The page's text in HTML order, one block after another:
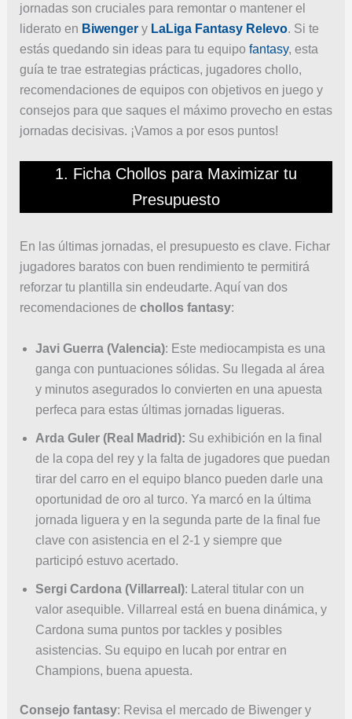
jornadas son cruciales para remontar o mantener el
liderato en Biwenger y LaLiga Fantasy Relevo. Si te
estás quedando sin ideas para tu equipo fantasy, esta
guía te trae estrategias prácticas, jugadores chollo,
recomendaciones de equipos con objetivos en juego y
consejos para que saques el máximo provecho en estas
jornadas decisivas. ¡Vamos a por esos puntos!
1. Ficha Chollos para Maximizar tu
Presupuesto
En las últimas jornadas, el presupuesto es clave. Fichar
jugadores baratos con buen rendimiento te permitirá
reforzar tu plantilla sin endeudarte. Aquí van dos
recomendaciones de chollos fantasy:
Javi Guerra (Valencia): Este mediocampista es una
ganga con puntuaciones sólidas. Su llegada al área
y minutos asegurados lo convierten en una apuesta
perfeca para estas últimas jornadas ligueras.
Arda Guler (Real Madrid): Su exhibición en la final
de la copa del rey y la falta de jugadores que puedan
tirar del carro en el equipo blanco pueden darle una
oportunidad de oro al turco. Ya marcó en la última
jornada liguera y en la segunda parte de la final fue
clave con asistencia en el 2-1 y siempre que
participó estuvo acertado.
Sergi Cardona (Villarreal): Lateral titular con un
valor asequible. Villarreal está en buena dinámica, y
Cardona suma puntos por tackles y posibles
asistencias. Su equipo en lucah por entrar en
Champions, buena apuesta.
Consejo fantasy: Revisa el mercado de Biwenger y